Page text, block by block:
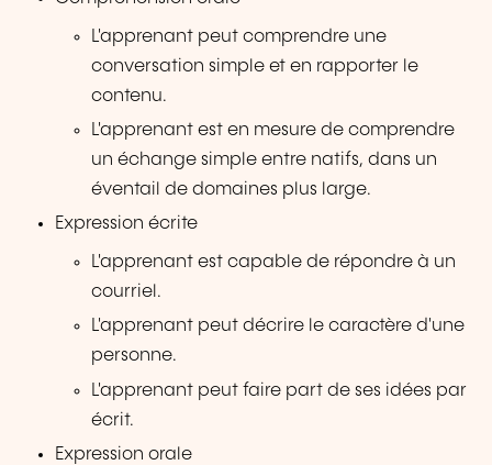
L'apprenant peut comprendre une
conversation simple et en rapporter le
contenu.
L'apprenant est en mesure de comprendre
un échange simple entre natifs, dans un
éventail de domaines plus large.
Expression écrite
L'apprenant est capable de répondre à un
courriel.
L'apprenant peut décrire le caractère d'une
personne.
L'apprenant peut faire part de ses idées par
écrit.
Expression orale